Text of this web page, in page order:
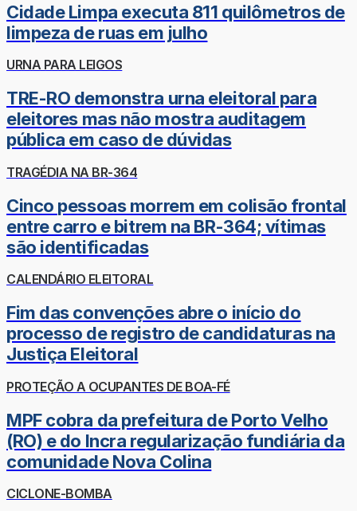
Cidade Limpa executa 811 quilômetros de
limpeza de ruas em julho
URNA PARA LEIGOS
TRE-RO demonstra urna eleitoral para
eleitores mas não mostra auditagem
pública em caso de dúvidas
TRAGÉDIA NA BR-364
Cinco pessoas morrem em colisão frontal
entre carro e bitrem na BR-364; vítimas
são identificadas
CALENDÁRIO ELEITORAL
Fim das convenções abre o início do
processo de registro de candidaturas na
Justiça Eleitoral
PROTEÇÃO A OCUPANTES DE BOA-FÉ
MPF cobra da prefeitura de Porto Velho
(RO) e do Incra regularização fundiária da
comunidade Nova Colina
CICLONE-BOMBA